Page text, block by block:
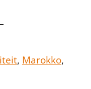
, Marokko,